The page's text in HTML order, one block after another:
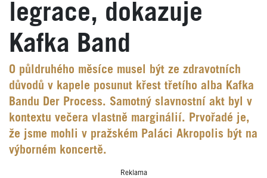
legrace, dokazuje
Kafka Band
O půldruhého měsíce musel být ze zdravotních
důvodů v kapele posunut křest třetího alba Kafka
Bandu Der Process. Samotný slavnostní akt byl v
kontextu večera vlastně marginálií. Prvořadé je,
že jsme mohli v pražském Paláci Akropolis být na
výborném koncertě.
Reklama